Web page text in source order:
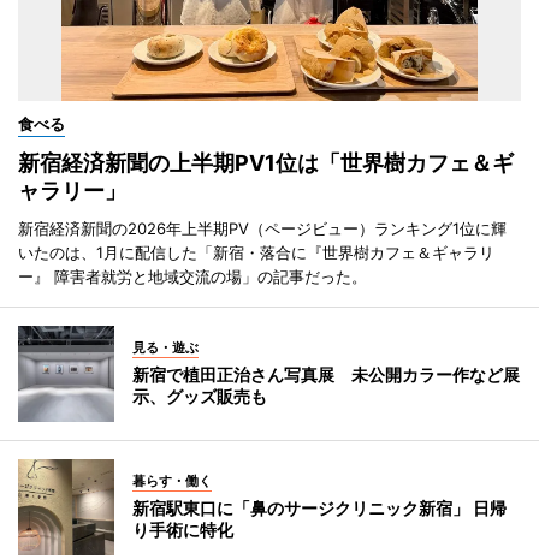
食べる
新宿経済新聞の上半期PV1位は「世界樹カフェ＆ギ
ャラリー」
新宿経済新聞の2026年上半期PV（ページビュー）ランキング1位に輝
いたのは、1月に配信した「新宿・落合に『世界樹カフェ＆ギャラリ
ー』 障害者就労と地域交流の場」の記事だった。
見る・遊ぶ
新宿で植田正治さん写真展 未公開カラー作など展
示、グッズ販売も
暮らす・働く
新宿駅東口に「鼻のサージクリニック新宿」 日帰
り手術に特化